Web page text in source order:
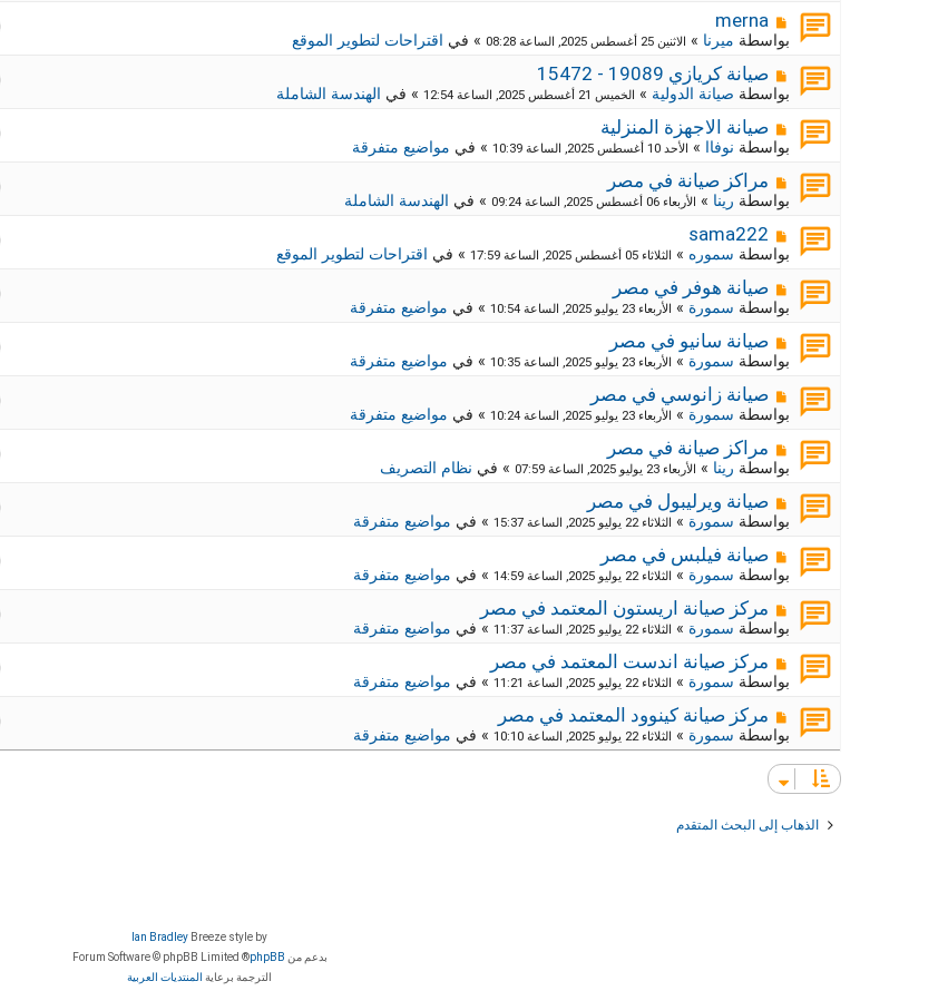
د
ة
ج
د
د
ة
ر
ك
ة
ج
د
د
ة
م
ش
ر
ك
ة
ج
د
ة
merna
بواسطة ميرنا » الاثنين 25 أغسطس 2025, الساعة 08:28 » في اقتراحات لتطوير الموقع
م
ش
ر
ك
ة
ج
د
د
ة
صيانة كريازي 19089 - 15472
بواسطة صيانة الدولية » الخميس 21 أغسطس 2025, الساعة 12:54 » في الهندسة الشاملة
م
ش
ك
ة
ج
د
د
ة
صيانة الاجهزة المنزلية
بواسطة نوفاا » الأحد 10 أغسطس 2025, الساعة 10:39 » في مواضيع متفرقة
م
ش
ر
ك
ة
ج
د
د
ة
مراكز صيانة في مصر
بواسطة رينا » الأربعاء 06 أغسطس 2025, الساعة 09:24 » في الهندسة الشاملة
م
ش
ر
ك
ة
ج
د
د
ة
sama222
بواسطة سموره » الثلاثاء 05 أغسطس 2025, الساعة 17:59 » في اقتراحات لتطوير الموقع
م
ش
ر
ك
ة
ج
د
ة
صيانة هوفر في مصر
بواسطة سمورة » الأربعاء 23 يوليو 2025, الساعة 10:54 » في مواضيع متفرقة
م
ش
ر
ك
ة
ج
د
د
ة
صيانة سانيو في مصر
بواسطة سمورة » الأربعاء 23 يوليو 2025, الساعة 10:35 » في مواضيع متفرقة
م
ش
ك
ة
ج
د
د
ة
صيانة زانوسي في مصر
بواسطة سمورة » الأربعاء 23 يوليو 2025, الساعة 10:24 » في مواضيع متفرقة
م
ش
ر
ك
ة
ج
د
ة
مراكز صيانة في مصر
بواسطة رينا » الأربعاء 23 يوليو 2025, الساعة 07:59 » في نظام التصريف
م
ش
ر
ك
ة
ج
د
ة
صيانة ويرليبول في مصر
بواسطة سمورة » الثلاثاء 22 يوليو 2025, الساعة 15:37 » في مواضيع متفرقة
م
ش
ك
ة
ج
د
ة
صيانة فيلبس في مصر
بواسطة سمورة » الثلاثاء 22 يوليو 2025, الساعة 14:59 » في مواضيع متفرقة
م
ش
ك
ة
ج
د
ي
د
ة
مركز صيانة اريستون المعتمد في مصر
بواسطة سمورة » الثلاثاء 22 يوليو 2025, الساعة 11:37 » في مواضيع متفرقة
م
ش
ك
ة
ج
د
د
ة
مركز صيانة اندست المعتمد في مصر
بواسطة سمورة » الثلاثاء 22 يوليو 2025, الساعة 11:21 » في مواضيع متفرقة
م
ش
ا
ر
ك
ج
د
مركز صيانة كينوود المعتمد في مصر
بواسطة سمورة » الثلاثاء 22 يوليو 2025, الساعة 10:10 » في مواضيع متفرقة
الذهاب إلى البحث المتقدم
Breeze style by
Ian Bradley
بدعم من phpBB
® Forum Software © phpBB Limited
الترجمة برعاية المنتديات العربية